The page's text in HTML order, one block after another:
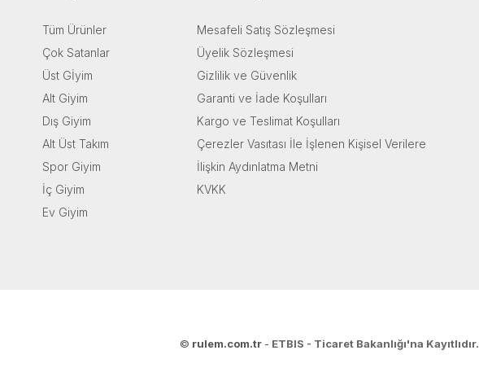
Tüm Ürünler
Çok Satanlar
Üst Gİyim
Alt Giyim
Dış Giyim
Alt Üst Takım
Spor Giyim
İç Giyim
Ev Giyim
Mesafeli Satış Sözleşmesi
Üyelik Sözleşmesi
Gizlilik ve Güvenlik
Garanti ve İade Koşulları
Kargo ve Teslimat Koşulları
Çerezler Vasıtası İle İşlenen Kişisel Verilere
İlişkin Aydınlatma Metni
KVKK
© rulem.com.tr - ETBIS - Ticaret Bakanlığı'na Kayıtlıdır.